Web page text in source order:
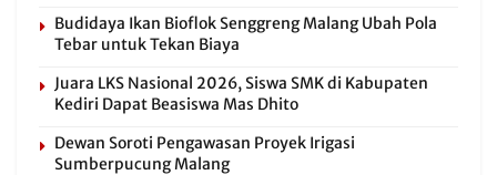
Budidaya Ikan Bioflok Senggreng Malang Ubah Pola
Tebar untuk Tekan Biaya
Juara LKS Nasional 2026, Siswa SMK di Kabupaten
Kediri Dapat Beasiswa Mas Dhito
Dewan Soroti Pengawasan Proyek Irigasi
Sumberpucung Malang